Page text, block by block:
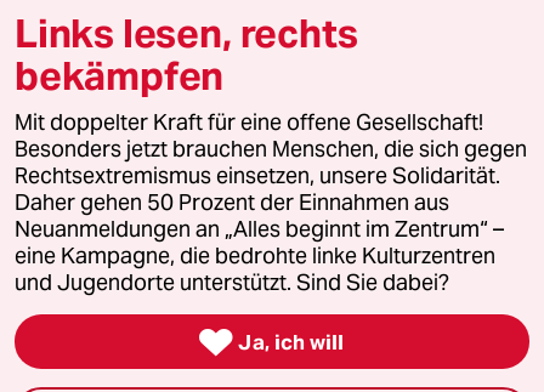
© 2026 taz Verlags und Vertriebs GmbH
Alle Rechte vorbehalten. Bei rechtlichen Fragen oder für Genehmigungen
wenden Sie sich bitte an
lizenzen@taz.de
Feedback Redaktionsstatut Kommune-Richtlinien
Leitlinie Informant Datenschutz Impressum AGB
Seitenwende Einwilligungen widerrufen (Ads)
Links lesen, rechts
bekämpfen
Mit doppelter Kraft für eine offene Gesellschaft!
Besonders jetzt brauchen Menschen, die sich gegen
Rechtsextremismus einsetzen, unsere Solidarität.
Daher gehen 50 Prozent der Einnahmen aus
Neuanmeldungen an „Alles beginnt im Zentrum“ –
eine Kampagne, die bedrohte linke Kulturzentren
und Jugendorte unterstützt. Sind Sie dabei?
 Ja, ich will